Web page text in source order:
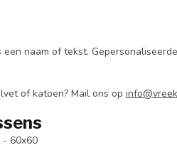
naam of tekst.
of katoen? Mail ons op
- 60x60